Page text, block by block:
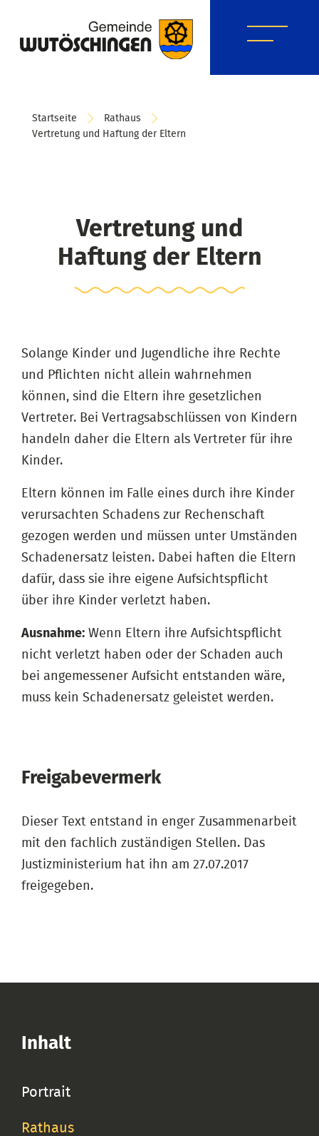
Startseite
Rathaus
Vertretung und Haftung der Eltern
Vertretung und
Haftung der Eltern
Solange Kinder und Jugendliche ihre Rechte
und Pflichten nicht allein wahrnehmen
können, sind die Eltern ihre gesetzlichen
Vertreter. Bei Vertragsabschlüssen von Kindern
handeln daher die Eltern als Vertreter für ihre
Kinder.
Eltern können im Falle eines durch ihre Kinder
verursachten Schadens zur Rechenschaft
gezogen werden und müssen unter Umständen
Schadenersatz leisten. Dabei haften die Eltern
dafür, dass sie ihre eigene Aufsichtspflicht
über ihre Kinder verletzt haben.
Ausnahme: Wenn Eltern ihre Aufsichtspflicht
nicht verletzt haben oder der Schaden auch
bei angemessener Aufsicht entstanden wäre,
muss kein Schadenersatz geleistet werden.
Freigabevermerk
Dieser Text entstand in enger Zusammenarbeit
mit den fachlich zuständigen Stellen. Das
Justizministerium hat ihn am 27.07.2017
freigegeben.
Inhalt
Portrait
Rathaus